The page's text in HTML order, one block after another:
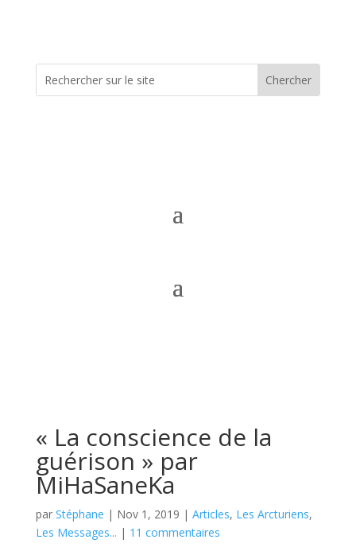
« La conscience de la
guérison » par
MiHaSaneKa
par Stéphane | Nov 1, 2019 | Articles, Les Arcturiens,
Les Messages... | 11 commentaires